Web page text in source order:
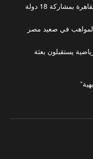
بمشاركة 18 دولة
المواهب في صعيد مصر
يستقبلون بعثة